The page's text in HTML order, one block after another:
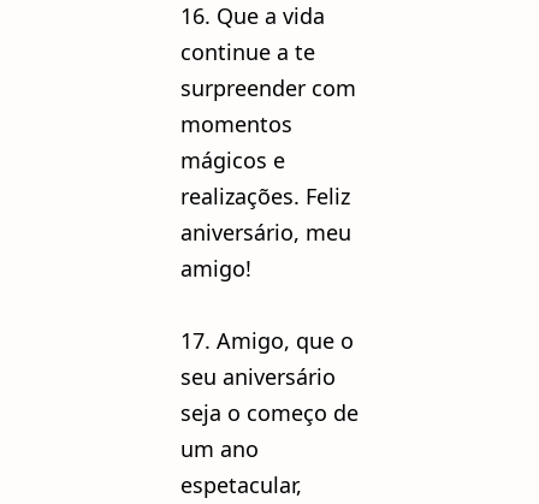
16. Que a vida
continue a te
surpreender com
momentos
mágicos e
realizações. Feliz
aniversário, meu
amigo!
17. Amigo, que o
seu aniversário
seja o começo de
um ano
espetacular,